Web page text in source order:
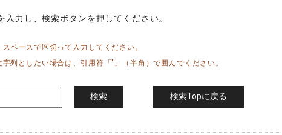
力し、検索ボタンを押してください。
ペースで区切って入力してください。
列としたい場合は、引用符「"」（半角）で囲んでください。